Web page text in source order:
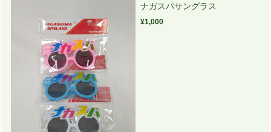
ナガスパサングラス
¥1,000